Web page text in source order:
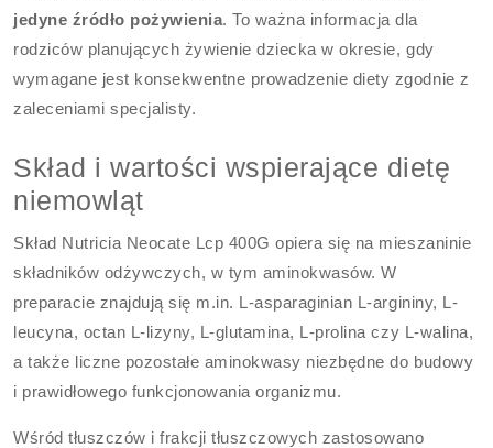
jedyne źródło pożywienia. To ważna informacja dla
rodziców planujących żywienie dziecka w okresie, gdy
wymagane jest konsekwentne prowadzenie diety zgodnie z
zaleceniami specjalisty.
Skład i wartości wspierające dietę
niemowląt
Skład Nutricia Neocate Lcp 400G opiera się na mieszaninie
składników odżywczych, w tym aminokwasów. W
preparacie znajdują się m.in. L-asparaginian L-argininy, L-
leucyna, octan L-lizyny, L-glutamina, L-prolina czy L-walina,
a także liczne pozostałe aminokwasy niezbędne do budowy
i prawidłowego funkcjonowania organizmu.
Wśród tłuszczów i frakcji tłuszczowych zastosowano